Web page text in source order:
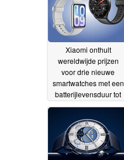
Xiaomi onthult
wereldwijde prijzen
voor drie nieuwe
smartwatches met een
batterijlevensduur tot
21 dagen27-05-2026